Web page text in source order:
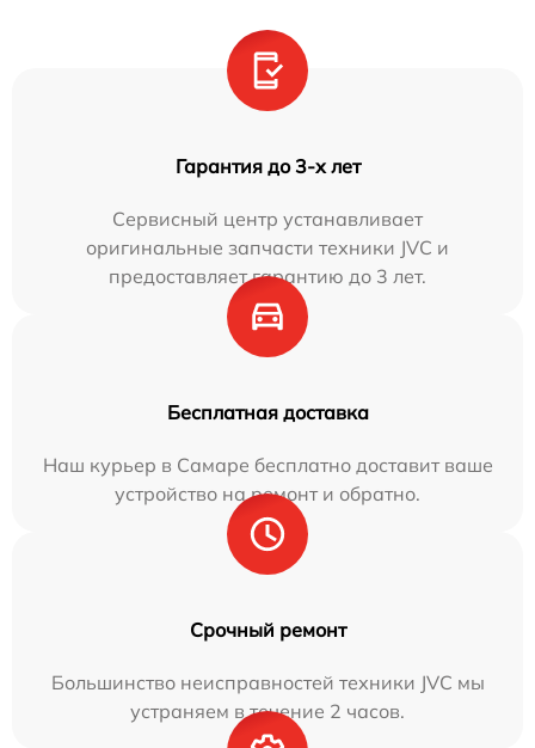
Гарантия до 3-х лет
Сервисный центр устанавливает
оригинальные запчасти техники JVC и
предоставляет гарантию до 3 лет.
Бесплатная доставка
Наш курьер в Самаре бесплатно доставит ваше
устройство на ремонт и обратно.
Срочный ремонт
Большинство неисправностей техники JVC мы
устраняем в течение 2 часов.